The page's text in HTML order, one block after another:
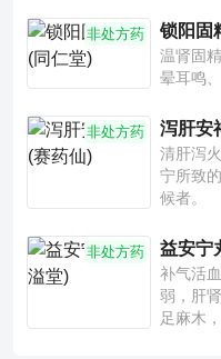
非处方药 锁阳固
温肾固
晕耳鸣
非处方药 泻肝安
清肝泻
宁所致
候者。
非处方药 益安宁
补气活
弱，肝
足麻木